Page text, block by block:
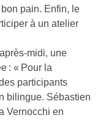
pain. Enfin, le
à un atelier
midi, une
: « Pour la
participants
bilingue. Sébastien
Vernocchi en